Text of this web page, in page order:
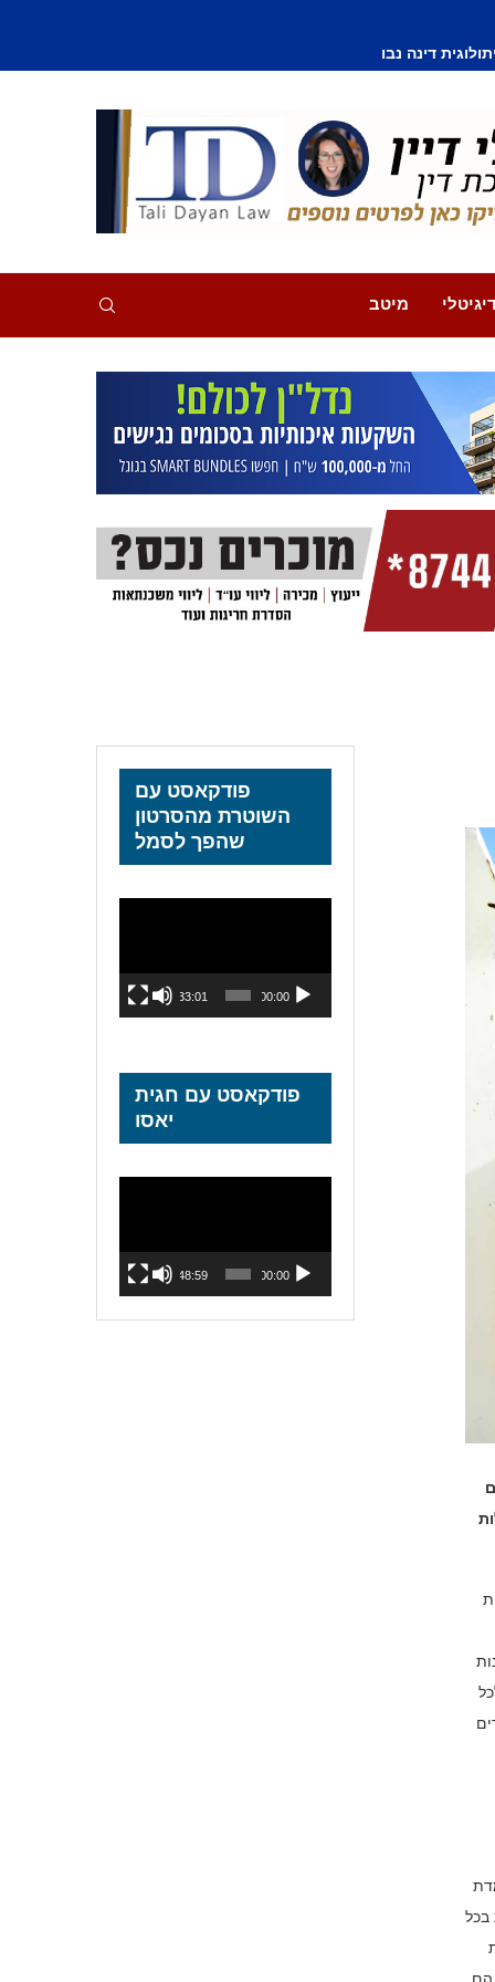
נפצע קל
מיטב
בכל
פודקאסט עם
השוטרת מהסרטון
שהפך לסמל
00:00
33:01
פודקאסט עם חגית
יאסו
00:00
48:59